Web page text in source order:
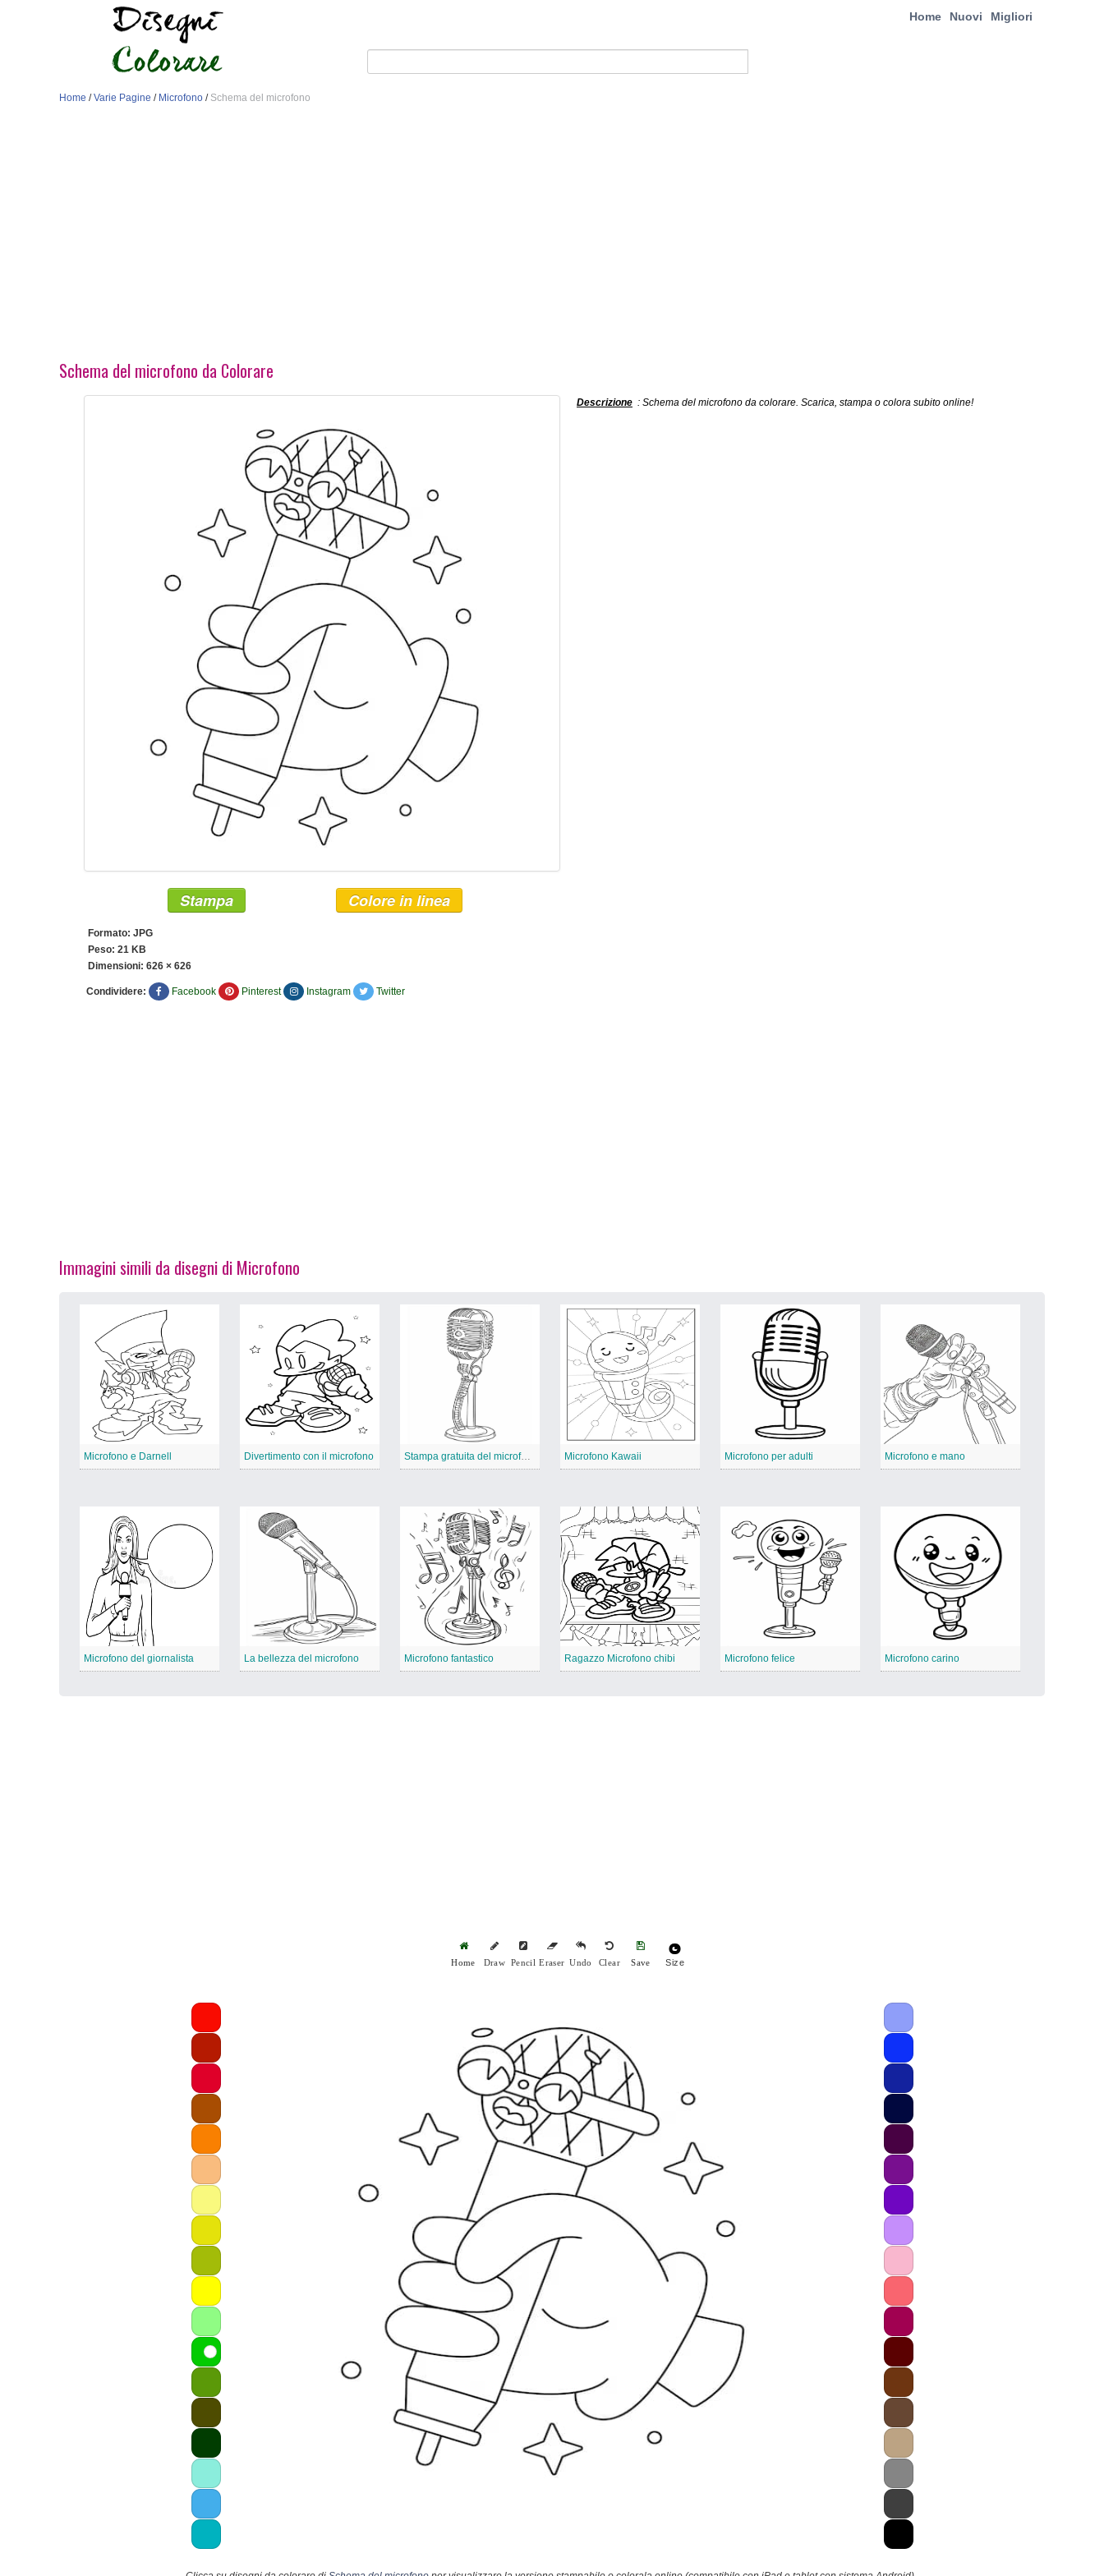
Home Nuovi Migliori
Home /Varie Pagine / Microfono / Schema del microfono
Schema del microfono da Colorare
Descrizione : Schema del microfono da colorare. Scarica, stampa o colora subito online!
Stampa Colore in linea
Formato: JPG
Peso: 21 KB
Dimensioni: 626 × 626
Condividere: Facebook Pinterest Instagram Twitter
Immagini simili da disegni di Microfono
Microfono e Darnell Divertimento con il microfono Stampa gratuita del microfono Microfono Kawaii Microfono per adulti Microfono e mano
Microfono del giornalista La bellezza del microfono Microfono fantastico Ragazzo Microfono chibi Microfono felice Microfono carino
Home Draw Pencil Eraser Undo Clear Save Size